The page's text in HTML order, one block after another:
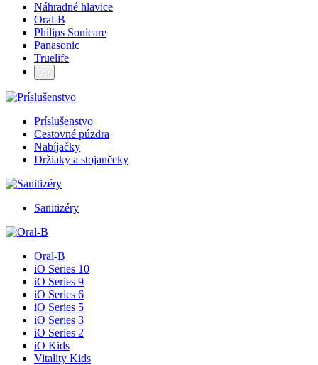
Náhradné hlavice
Oral-B
Philips Sonicare
Panasonic
Truelife
…
Príslušenstvo
Cestovné púzdra
Nabíjačky
Držiaky a stojančeky
Sanitizéry
Oral-B
iO Series 10
iO Series 9
iO Series 6
iO Series 5
iO Series 3
iO Series 2
iO Kids
Vitality Kids